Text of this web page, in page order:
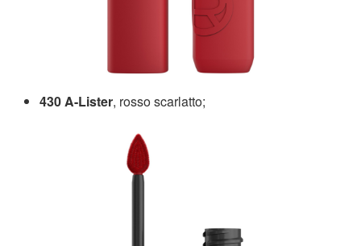
430 A-Lister, rosso scarlatto;